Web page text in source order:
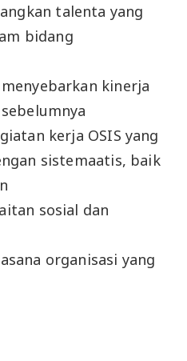
talenta yang
bidang
kinerja
kerja OSIS yang
sistemaatis, baik
sosial dan
organisasi yang